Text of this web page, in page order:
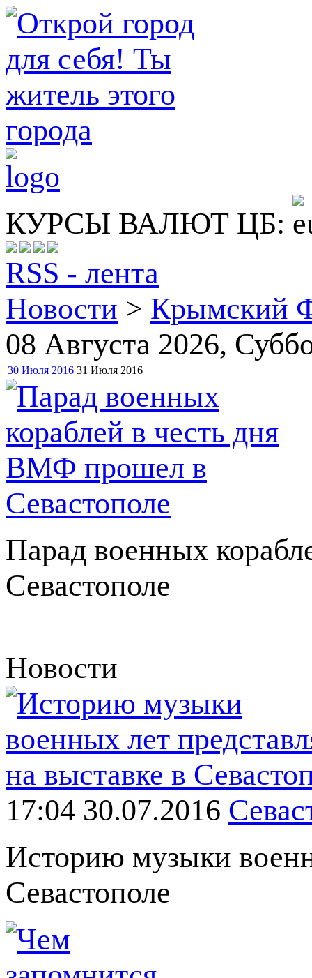
КУРСЫ ВАЛЮТ ЦБ:
RSS - лента
Новости > Крымский
08 Августа 2026,
30 Июля 2016 31 Июля 2016
Парад военных
Севастополе
Новости
17:04 30.07.2016
Историю музыки
Севастополе